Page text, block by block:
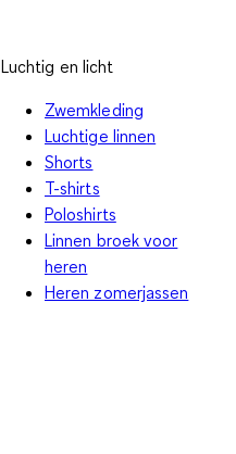
Luchtig en licht
Zwemkleding
Luchtige linnen
Shorts
T-shirts
Poloshirts
Linnen broek voor
heren
Heren zomerjassen